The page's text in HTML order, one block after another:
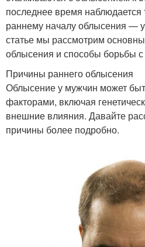
последнее время наблюдается
раннему началу облысения —
статье мы рассмотрим
облысения и способы борьбы
Причины раннего облысения
Облысение у мужчин может
факторами, включая
внешние влияния. Давайте
причины более подробно.